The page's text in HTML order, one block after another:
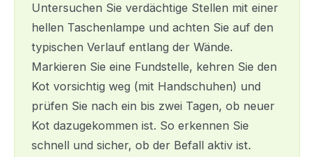
Untersuchen Sie verdächtige Stellen mit einer
hellen Taschenlampe und achten Sie auf den
typischen Verlauf entlang der Wände.
Markieren Sie eine Fundstelle, kehren Sie den
Kot vorsichtig weg (mit Handschuhen) und
prüfen Sie nach ein bis zwei Tagen, ob neuer
Kot dazugekommen ist. So erkennen Sie
schnell und sicher, ob der Befall aktiv ist.